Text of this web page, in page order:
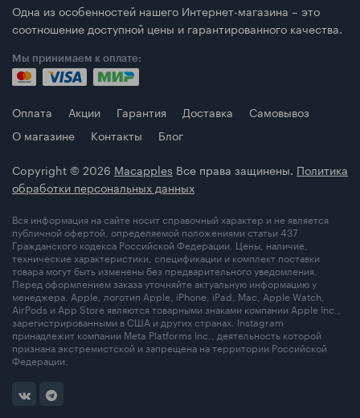
Одна из особенностей нашего Интернет-магазина – это
соотношение доступной цены и гарантированного качества.
Мы принимаем к оплате:
Оплата Акции Гарантия Доставка
Самовывоз
О магазине
Контакты
Блог
Copyright © 2026 Macapples Все права защинены. Политика
обработки персональных данных
Вся информация на сайте носит справочный характер и не является
публичной офертой, определяемой положениями статьи 437
Гражданского кодекса Российской Федерации. Цены, наличие,
технические характеристики, спецификации и комплект поставки
товара могут быть изменены без предварительного уведомления.
Перед оформлением заказа уточняйте актуальную информацию у
менеджера. Apple, логотип Apple, iPhone, iPad, Mac, Apple Watch,
AirPods и App Store являются товарными знаками компании Apple Inc.,
зарегистрированными в США и других странах. Instagram
принадлежит компании Meta Platforms Inc., деятельность которой
признана экстремистской и запрещена на территории Российской
Федерации.